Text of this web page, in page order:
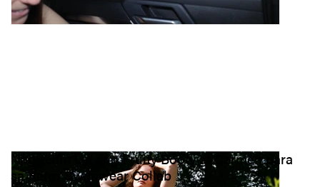
Nag-team Up ang Fruity Booty at Carmen para
sa Retro Swimwear Collab